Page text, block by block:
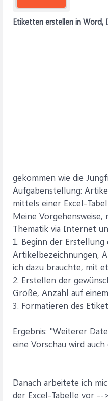
Etiketten erstellen in Word,
gekommen wie die
Aufgabenstellung:
mittels einer Excel-
Meine Vorgehensweise,
Thematik via Internet
1. Beginn der
Artikelbezeichnungen,
ich dazu brauchte, mit
2. Erstellen der
Größe, Anzahl auf
3. Formatieren des
Ergebnis: "Weiterer
eine Vorschau wird
Danach arbeitete ich
der Excel-Tabelle vor --